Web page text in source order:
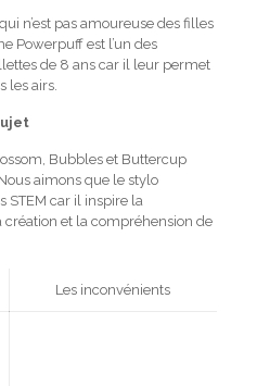
n’est pas amoureuse des filles
Powerpuff est l’un des
de 8 ans car il leur permet
les airs.
Bubbles et Buttercup
aimons que le stylo
STEM car il inspire la
et la compréhension de
Les inconvénients